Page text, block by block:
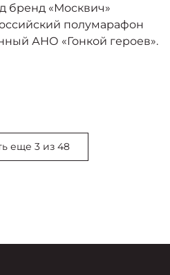
бренд «Москвич»
полумарафон
АНО «Гонкой героев».
еще 3 из 48